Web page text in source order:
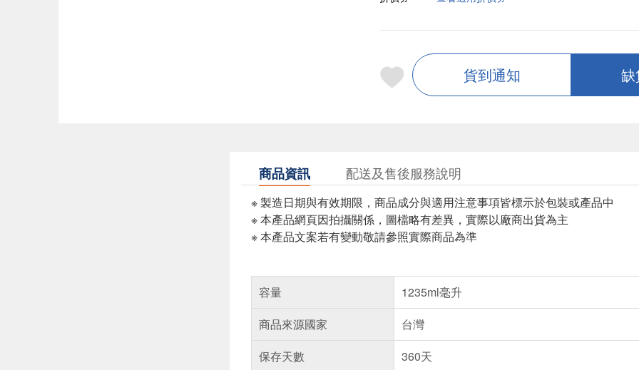
貨到通知
商品資訊 配送及售後服務說明
※ 製造日期與有效期限，商品成分與適用注意事項皆標示於包裝或產品中
※ 本產品網頁因拍攝關係，圖檔略有差異，實際以廠商出貨為主
※ 本產品文案若有變動敬請參照實際商品為準
容量
1235ml毫升
商品來源國家
台灣
保存天數
360天